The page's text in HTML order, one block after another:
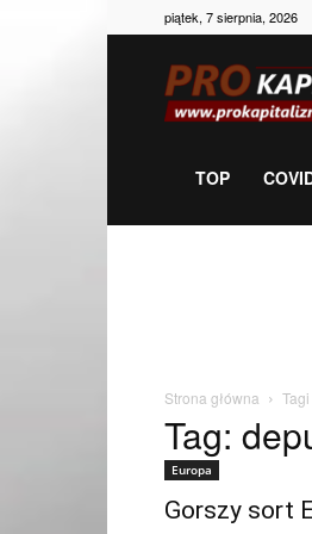
piątek, 7 sierpnia, 2026
TOP
Strona główna Tagi
Tag:
Europa
Gorszy sort